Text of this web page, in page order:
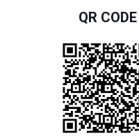
QR CODE